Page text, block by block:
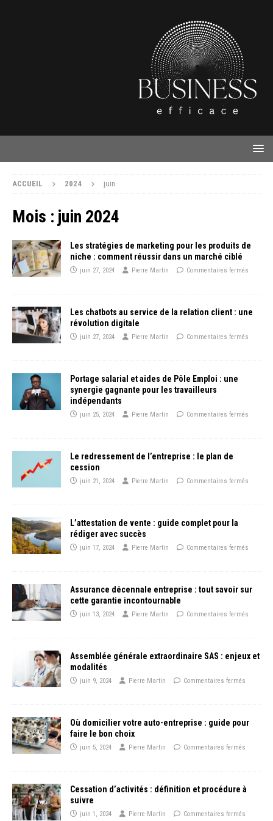
ACCUEIL 2024 juin
Mois : juin 2024
Les stratégies de marketing pour les produits de
niche : comment réussir dans un marché ciblé
juin 27, 2024 Pierre Martin Commentaires fermés
Les chatbots au service de la relation client : une
révolution digitale
juin 27, 2024 Pierre Martin Commentaires fermés
Portage salarial et aides de Pôle Emploi : une
synergie gagnante pour les travailleurs
indépendants
juin 25, 2024 Pierre Martin Commentaires fermés
Le redressement de l’entreprise : le plan de
cession
juin 21, 2024 Pierre Martin Commentaires fermés
L’attestation de vente : guide complet pour la
rédiger avec succès
juin 17, 2024 Pierre Martin Commentaires fermés
Assurance décennale entreprise : tout savoir sur
cette garantie incontournable
juin 13, 2024 Pierre Martin Commentaires fermés
Assemblée générale extraordinaire SAS : enjeux et
modalités
juin 9, 2024 Pierre Martin Commentaires fermés
Où domicilier votre auto-entreprise : guide pour
faire le bon choix
juin 5, 2024 Pierre Martin Commentaires fermés
Cessation d’activités : définition et procédure à
suivre
juin 1, 2024 Pierre Martin Commentaires fermés